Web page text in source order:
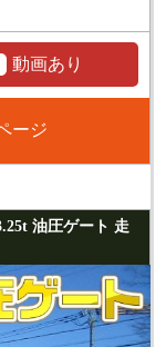
動画あり
ージ
油圧ゲート 走